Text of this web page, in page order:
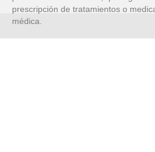
prescripción de tratamientos o
médica.